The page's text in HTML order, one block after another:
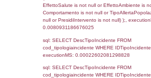
rofi.DescAltro FROM
cod_territori_tipologia ON